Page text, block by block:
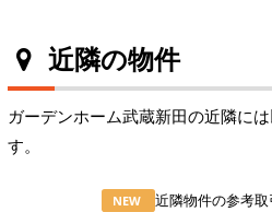
近隣の物件
ガーデンホーム武蔵新田の近隣に
す。
NEW
近隣物件の参考